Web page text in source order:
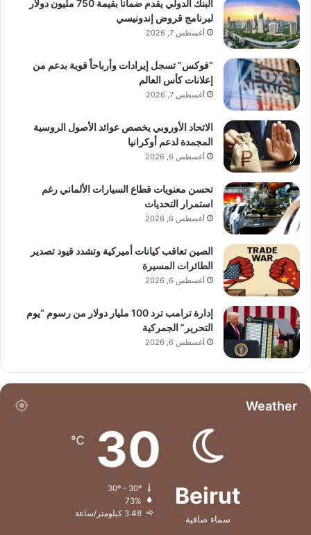
البنك الدولي يقدم ضماناً بقيمة 750 مليون دولار
لبرنامج قروض إندونيسي
أغسطس 7, 2026
“فوكس” تسجل إيرادات وأرباحاً قوية بدعم من
إعلانات كأس العالم
أغسطس 7, 2026
الاتحاد الأوروبي يخصص عوائد الأصول الروسية
المجمدة لدعم أوكرانيا
أغسطس 6, 2026
تحسن معنويات قطاع السيارات الألماني رغم
استمرار التحديات
أغسطس 6, 2026
الصين تعاقب كيانات أميركية وتشدد قيود تصدير
الطائرات المسيرة
أغسطس 6, 2026
إدارة ترامب ترد 100 مليار دولار من رسوم “يوم
التحرير” الجمركية
أغسطس 6, 2026
Weather
Beirut
سماء صافية
30
℃
73%
3.48 كيلومتر/ساعة